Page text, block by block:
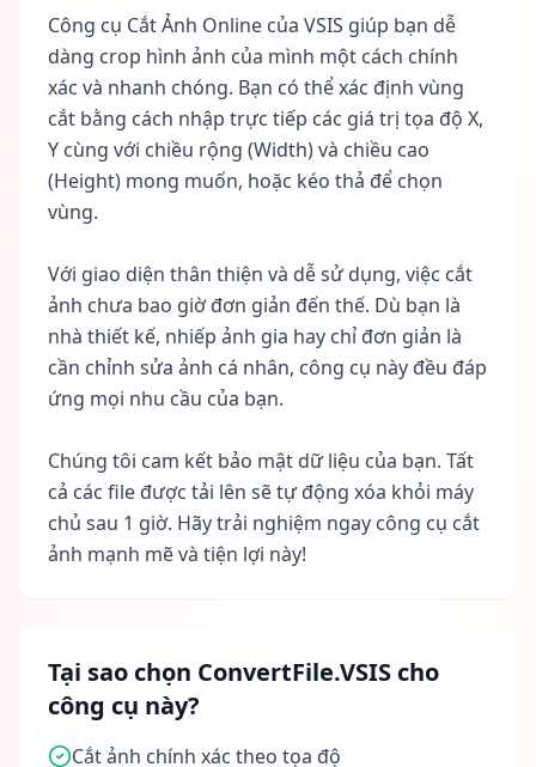
Công cụ Cắt Ảnh Online của VSIS giúp bạn dễ
dàng crop hình ảnh của mình một cách chính
xác và nhanh chóng. Bạn có thể xác định vùng
cắt bằng cách nhập trực tiếp các giá trị tọa độ X,
Y cùng với chiều rộng (Width) và chiều cao
(Height) mong muốn, hoặc kéo thả để chọn
vùng.
Với giao diện thân thiện và dễ sử dụng, việc cắt
ảnh chưa bao giờ đơn giản đến thế. Dù bạn là
nhà thiết kế, nhiếp ảnh gia hay chỉ đơn giản là
cần chỉnh sửa ảnh cá nhân, công cụ này đều đáp
ứng mọi nhu cầu của bạn.
Chúng tôi cam kết bảo mật dữ liệu của bạn. Tất
cả các file được tải lên sẽ tự động xóa khỏi máy
chủ sau 1 giờ. Hãy trải nghiệm ngay công cụ cắt
ảnh mạnh mẽ và tiện lợi này!
Tại sao chọn ConvertFile.VSIS cho
công cụ này?
Cắt ảnh chính xác theo tọa độ